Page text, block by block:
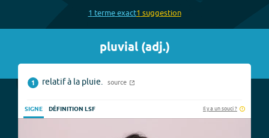
1 termeexact1 suggestion
pluvial(adj.)
1 relatif à la pluie. source
SIGNE DÉFINITION LSF Il y a un souci ?